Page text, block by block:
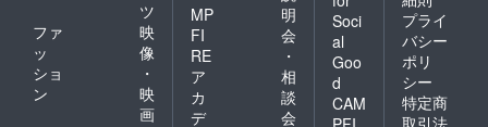
ツ
ファ
ッ
ショ
ン
映
像
・
映
画
MP
FI
RE
ア
カ
デ
明
会
・
相
談
会
Soci
al
Goo
d
CAM
プライ
バシー
ポリ
シー
特定商